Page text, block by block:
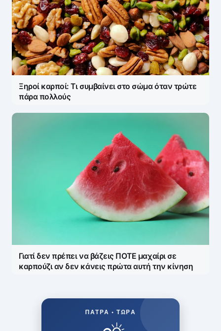
Ξηροί καρποί: Τι συμβαίνει στο σώμα όταν τρώτε
πάρα πολλούς
Γιατί δεν πρέπει να βάζεις ΠΟΤΕ μαχαίρι σε
καρπούζι αν δεν κάνεις πρώτα αυτή την κίνηση
ΠΆΤΡΑ • ΤΏΡΑ